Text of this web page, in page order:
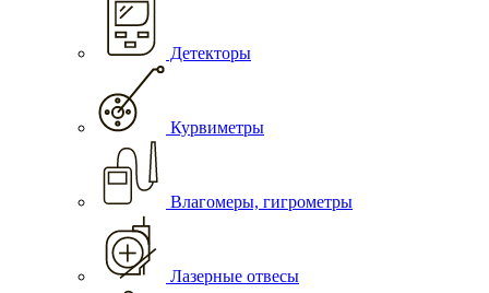
Детекторы
Курвиметры
Влагомеры, гигрометры
Лазерные отвесы